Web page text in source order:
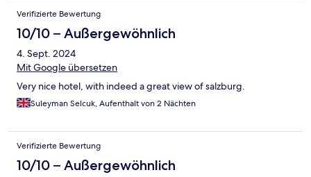
Verifizierte Bewertung
10/10 – Außergewöhnlich
4. Sept. 2024
Mit Google übersetzen
Very nice hotel, with indeed a great view of salzburg.
Suleyman Selcuk, Aufenthalt von 2 Nächten
Verifizierte Bewertung
10/10 – Außergewöhnlich